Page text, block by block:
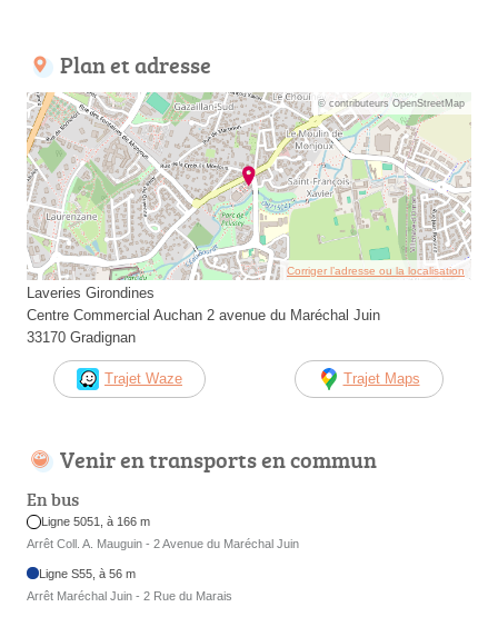
Plan et adresse
© contributeurs OpenStreetMap
Corriger l’adresse ou la localisation
Laveries Girondines
Centre Commercial Auchan 2 avenue du Maréchal Juin
33170 Gradignan
Trajet Waze Trajet Maps
Venir en transports en commun
En bus
Ligne 5051, à 166 m
Arrêt Coll. A. Mauguin - 2 Avenue du Maréchal Juin
Ligne S55, à 56 m
Arrêt Maréchal Juin - 2 Rue du Marais